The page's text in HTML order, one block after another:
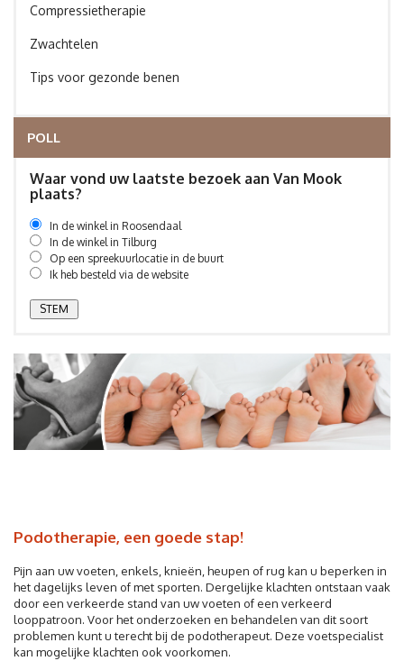
Podotherapie, een goede stap!
Pijn aan uw voeten, enkels, knieën, heupen of rug kan u beperken in
het dagelijks leven of met sporten. Dergelijke klachten ontstaan vaak
door een verkeerde stand van uw voeten of een verkeerd
looppatroon. Voor het onderzoeken en behandelen van dit soort
problemen kunt u terecht bij de podotherapeut. Deze voetspecialist
kan mogelijke klachten ook voorkomen.
Compressietherapie
Zwachtelen
Tips voor gezonde benen
POLL
Waar vond uw laatste bezoek aan Van Mook
plaats?
In de winkel in Roosendaal
In de winkel in Tilburg
Op een spreekuurlocatie in de buurt
Ik heb besteld via de website